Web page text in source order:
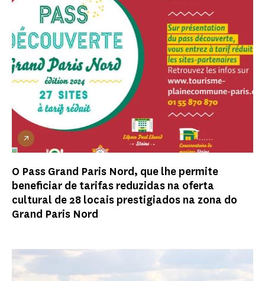
O Pass Grand Paris Nord, que lhe permite
beneficiar de tarifas reduzidas na oferta
cultural de 28 locais prestigiados na zona do
Grand Paris Nord